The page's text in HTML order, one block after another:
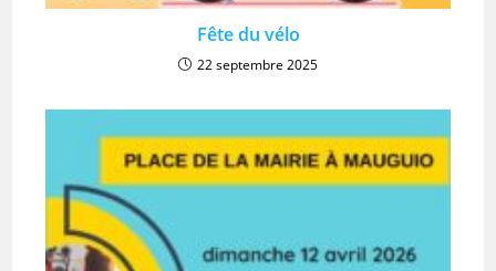
Fête du vélo
22 septembre 2025